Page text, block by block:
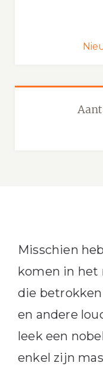
Misschien
komen in het
die
en andere
leek een
enkel zijn